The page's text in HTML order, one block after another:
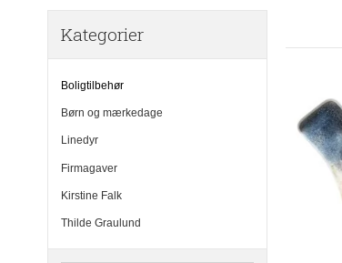
Kategorier
Boligtilbehør
Børn og mærkedage
Linedyr
Firmagaver
Kirstine Falk
Thilde Graulund